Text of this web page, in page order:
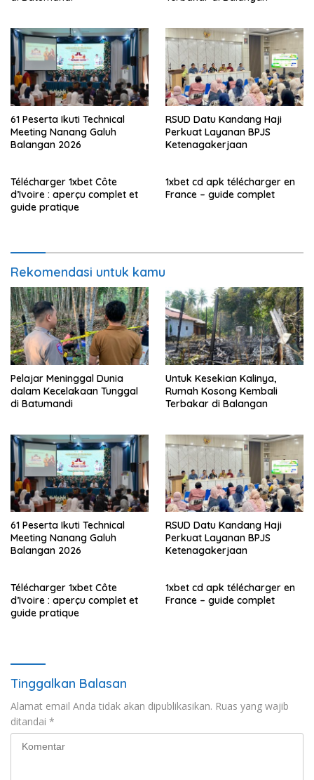
61 Peserta Ikuti Technical
Meeting Nanang Galuh
Balangan 2026
RSUD Datu Kandang Haji
Perkuat Layanan BPJS
Ketenagakerjaan
Télécharger 1xbet Côte
d’Ivoire : aperçu complet et
guide pratique
1xbet cd apk télécharger en
France – guide complet
Rekomendasi untuk kamu
Pelajar Meninggal Dunia
dalam Kecelakaan Tunggal
di Batumandi
Untuk Kesekian Kalinya,
Rumah Kosong Kembali
Terbakar di Balangan
61 Peserta Ikuti Technical
Meeting Nanang Galuh
Balangan 2026
RSUD Datu Kandang Haji
Perkuat Layanan BPJS
Ketenagakerjaan
Télécharger 1xbet Côte
d’Ivoire : aperçu complet et
guide pratique
1xbet cd apk télécharger en
France – guide complet
Tinggalkan Balasan
Alamat email Anda tidak akan dipublikasikan. Ruas yang wajib
ditandai *